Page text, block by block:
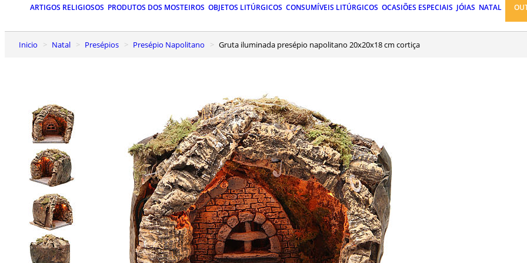
ARTIGOS RELIGIOSOS PRODUTOS DOS MOSTEIROS OBJETOS LITÚRGICOS CONSUMÍVEIS LITÚRGICOS OCASIÕES ESPECIAIS JÓIAS NATAL
Inicio Natal Presépios Presépio Napolitano Gruta iluminada presépio napolitano 20x20x18 cm cortiça